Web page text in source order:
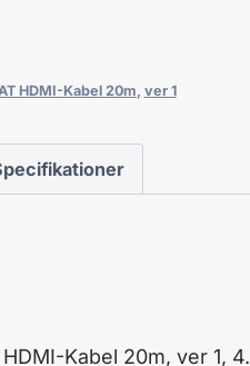
HDMI-Kabel 20m, ver 1
Kabel 20m, ver 1, 4.